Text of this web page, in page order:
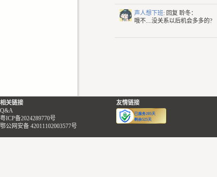
声人想下班: 回复 聆冬：
哦不....没关系以后机会多多的?
相关链接
Q&A
粤ICP备2024289770号
鄂公网安备 42011102003577号
友情链接